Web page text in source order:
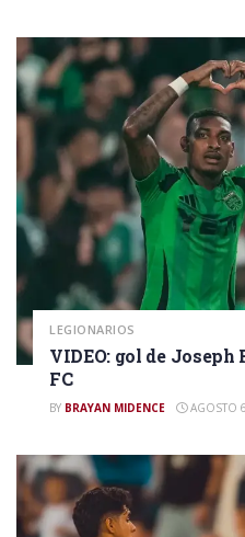
LEGIONARIOS
VIDEO: gol de
FC
BY BRAYAN MIDENCE AGOSTO